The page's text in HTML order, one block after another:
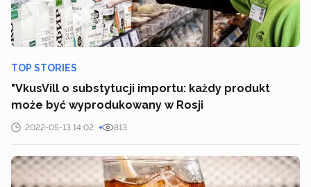
TOP STORIES
"VkusVill o substytucji importu: każdy produkt
może być wyprodukowany w Rosji
2022-05-13 14:02 813